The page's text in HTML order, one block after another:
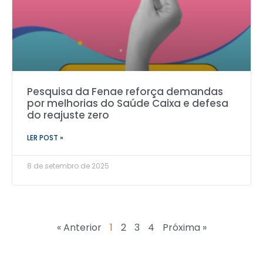
Pesquisa da Fenae reforça demandas
por melhorias do Saúde Caixa e defesa
do reajuste zero
LER POST »
8 de setembro de 2025
« Anterior 1 2 3 4 Próxima »